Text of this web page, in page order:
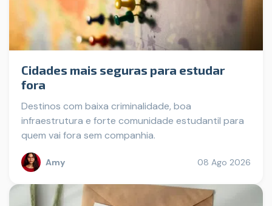
Cidades mais seguras para estudar
fora
Destinos com baixa criminalidade, boa
infraestrutura e forte comunidade estudantil para
quem vai fora sem companhia.
Amy 08 Ago 2026